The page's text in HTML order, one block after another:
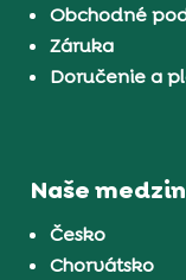
Obchodné
Záruka
Doručenie a
Naše
Česko
Chorvátsko